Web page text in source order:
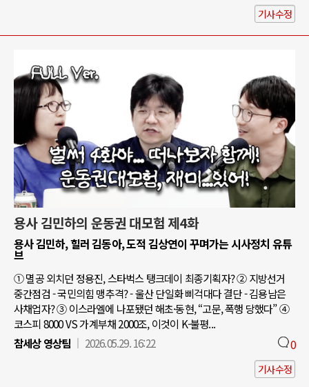
기사수정
용사 김민하의 운동권 대모험 제4화
용사 김민하, 힐러 김동아, 도적 김상연이 꾸며가는 시사정치 유튜
브
① 멸공 외치던 정용진, 스타벅스 탱크데이 최종기획자? ② 지방선거
중간점검 - 국민의힘 맹추격? - 울산 단일화 삐걱대다 결단 - 김용남은
사채업자? ③ 이스라엘에 나포됐던 해초·동현, “고문, 폭행 당했다” ④
코스피 8000 VS 가계부채 2000조, 이것이 K-불평...
참세상 영상팀
2026.05.29. 16:22 0
기사수정